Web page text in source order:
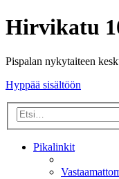
Hirvikatu
Pispalan nykytaiteen
Hyppää sisältöön
Pikalinkit